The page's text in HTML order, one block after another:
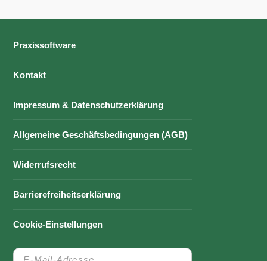
Praxissoftware
Kontakt
Impressum & Datenschutzerklärung
Allgemeine Geschäftsbedingungen (AGB)
Widerrufsrecht
Barrierefreiheitserklärung
Cookie-Einstellungen